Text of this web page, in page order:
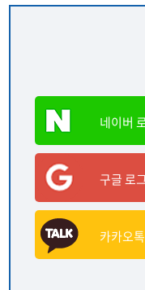
네이버
구글 로
카카오